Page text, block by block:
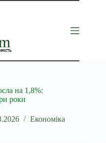
на 1,8%:
роки
Економіка